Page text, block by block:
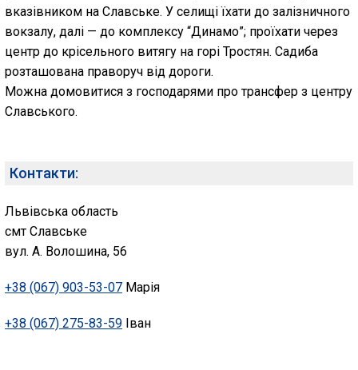
вказівником на Славське. У селищі їхати до залізничного
вокзалу, далі — до комплексу “Динамо”; проїхати через
центр до крісельного витягу на горі Тростян. Садиба
розташована праворуч від дороги.
Можна домовитися з господарями про трансфер з центру
Славського.
Контакти:
Львівська область
смт Славське
вул. А. Волошина, 56
+38 (067) 903-53-07 Марія
+38 (067) 275-83-59 Іван